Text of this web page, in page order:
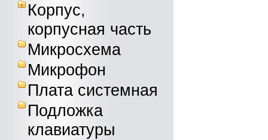
Корпус,
корпусная часть
Микросхема
Микрофон
Плата системная
Подложка
клавиатуры